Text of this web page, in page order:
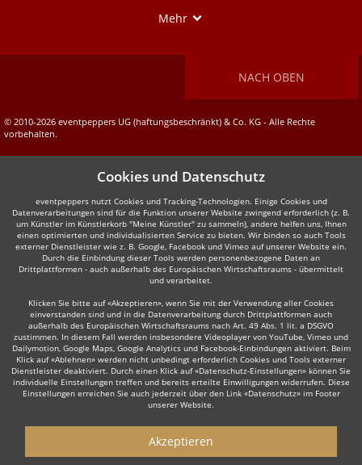
Mehr
NACH OBEN
© 2010-2026 eventpeppers UG (haftungsbeschränkt) & Co. KG - Alle Rechte
vorbehalten.
Cookies und Datenschutz
eventpeppers nutzt Cookies und Tracking-Technologien. Einige Cookies und
Datenverarbeitungen sind für die Funktion unserer Website zwingend erforderlich (z. B.
um Künstler im Künstlerkorb "Meine Künstler" zu sammeln), andere helfen uns, Ihnen
einen optimierten und individualisierten Service zu bieten. Wir binden so auch Tools
externer Dienstleister wie z. B. Google, Facebook und Vimeo auf unserer Website ein.
Durch die Einbindung dieser Tools werden personenbezogene Daten an
Drittplattformen - auch außerhalb des Europäischen Wirtschaftsraums - übermittelt
und verarbeitet.
Klicken Sie bitte auf «Akzeptieren», wenn Sie mit der Verwendung aller Cookies
einverstanden sind und in die Datenverarbeitung durch Drittplattformen auch
außerhalb des Europäischen Wirtschaftsraums nach Art. 49 Abs. 1 lit. a DSGVO
zustimmen. In diesem Fall werden insbesondere Videoplayer von YouTube, Vimeo und
Dailymotion, Google Maps, Google Analytics und Facebook-Einbindungen aktiviert. Beim
Klick auf «Ablehnen» werden nicht unbedingt erforderlich Cookies und Tools externer
Dienstleister deaktiviert. Durch einen Klick auf «Datenschutz-Einstellungen» können Sie
individuelle Einstellungen treffen und bereits erteilte Einwilligungen widerrufen. Diese
Einstellungen erreichen Sie auch jederzeit über den Link «Datenschutz» im Footer
unserer Website.
Akzeptieren